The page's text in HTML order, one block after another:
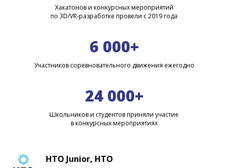
Хакатонов и конкурсных мероприятий
по 3D/VR-разработке провели с 2019 года
6 000+
Участников соревновательного движения ежегодно
24 000+
Школьников и студентов приняли участие
в конкурсных мероприятиях
НТО Junior, НТО